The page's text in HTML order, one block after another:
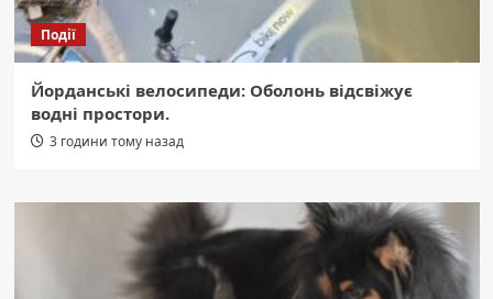
Події
Йорданські велосипеди: Оболонь відсвіжує
водні простори.
3 години тому назад